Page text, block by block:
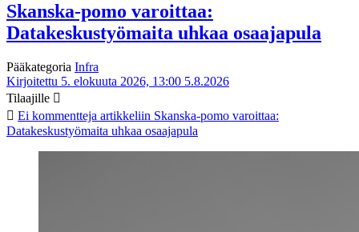
Skanska-pomo varoittaa:
Datakeskustyömaita uhkaa osaajapula
Pääkategoria Infra
Kirjoitettu 5. elokuuta 2026, 13:00 5.8.2026
Tilaajille
Ei kommentteja artikkeliin Skanska-pomo varoittaa:
Datakeskustyömaita uhkaa osaajapula